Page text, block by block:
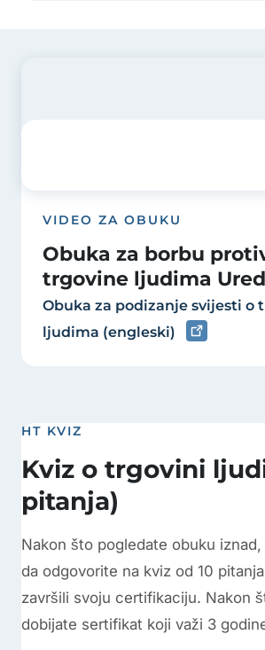
VIDEO ZA OBUKU
Obuka za borbu
trgovine ljudima
Obuka za podizanje svijesti o
ljudima (engleski)
HT KVIZ
Kviz o trgovini
pitanja)
Nakon što pogledate obuku
da odgovorite na kviz od 10
završili svoju certifikaciju. Nakon
dobijate sertifikat koji važi 3